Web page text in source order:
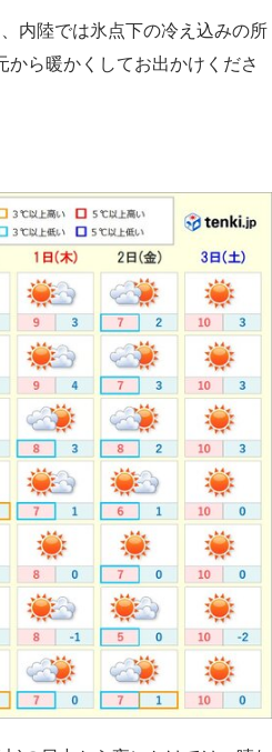
内陸では氷点下の冷え込みの所
から暖かくしてお出かけくださ